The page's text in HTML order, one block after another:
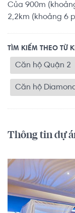
Của 900m
2,2km (khoảng 6
TÌM KIẾM THEO TỪ
Căn hộ Quận 2
Căn hộ
Thông tin dự